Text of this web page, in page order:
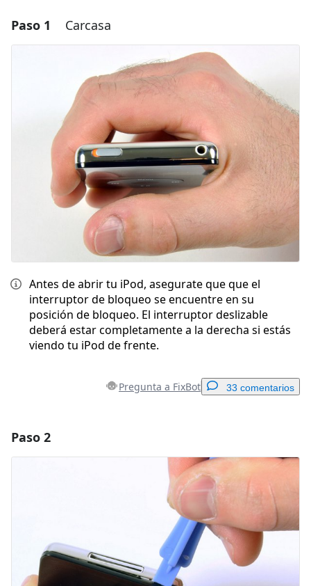
Paso 1 Carcasa
Antes de abrir tu iPod, asegurate que que el
interruptor de bloqueo se encuentre en su
posición de bloqueo. El interruptor deslizable
deberá estar completamente a la derecha si estás
viendo tu iPod de frente.
Pregunta a FixBot 33 comentarios
Cancelar Publicar comentario
Paso 2